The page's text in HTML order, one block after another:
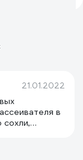
21.01.2022
в
сохли,
падал и
нет.